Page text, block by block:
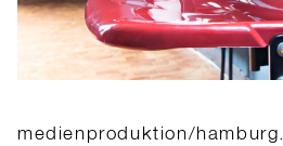
medienproduktion/hamburg.